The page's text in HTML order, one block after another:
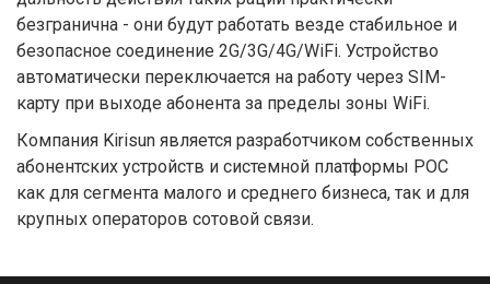
безгранична - они будут работать везде стабильное и
безопасное соединение 2G/3G/4G/WiFi. Устройство
автоматически переключается на работу через SIM-
карту при выходе абонента за пределы зоны WiFi.
Компания Kirisun является разработчиком собственных
абонентских устройств и системной платформы POC
как для сегмента малого и среднего бизнеса, так и для
крупных операторов сотовой связи.